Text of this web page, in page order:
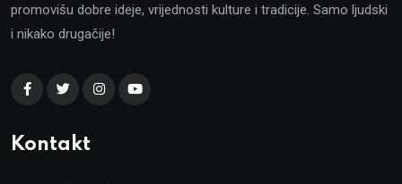
promovišu dobre ideje, vrijednosti kulture i tradicije. Samo ljudski
i nikako drugačije!
Kontakt